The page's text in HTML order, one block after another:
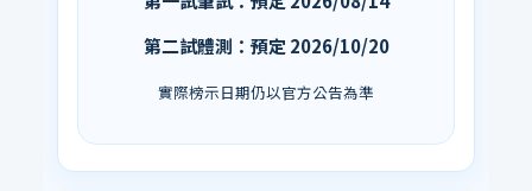
第二試體測：預定 2026/10/20
實際榜示日期仍以官方公告為準